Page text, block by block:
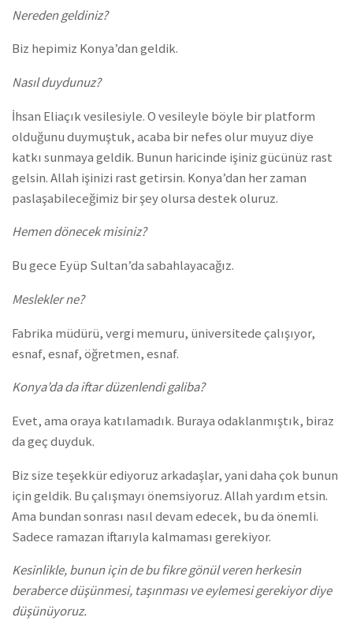
Nereden geldiniz?
Biz hepimiz Konya’dan geldik.
Nasıl duydunuz?
İhsan Eliaçık vesilesiyle. O vesileyle böyle bir platform
olduğunu duymuştuk, acaba bir nefes olur muyuz diye
katkı sunmaya geldik. Bunun haricinde işiniz gücünüz rast
gelsin. Allah işinizi rast getirsin. Konya’dan her zaman
paslaşabileceğimiz bir şey olursa destek oluruz.
Hemen dönecek misiniz?
Bu gece Eyüp Sultan’da sabahlayacağız.
Meslekler ne?
Fabrika müdürü, vergi memuru, üniversitede çalışıyor,
esnaf, esnaf, öğretmen, esnaf.
Konya’da da iftar düzenlendi galiba?
Evet, ama oraya katılamadık. Buraya odaklanmıştık, biraz
da geç duyduk.
Biz size teşekkür ediyoruz arkadaşlar, yani daha çok bunun
için geldik. Bu çalışmayı önemsiyoruz. Allah yardım etsin.
Ama bundan sonrası nasıl devam edecek, bu da önemli.
Sadece ramazan iftarıyla kalmaması gerekiyor.
Kesinlikle, bunun için de bu fikre gönül veren herkesin
beraberce düşünmesi, taşınması ve eylemesi gerekiyor diye
düşünüyoruz.